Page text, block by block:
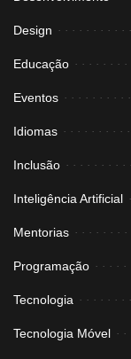
Design
Educação
Eventos
Idiomas
Inclusão
Inteligência Artificial
Mentorias
Programação
Tecnologia
Tecnologia Móvel